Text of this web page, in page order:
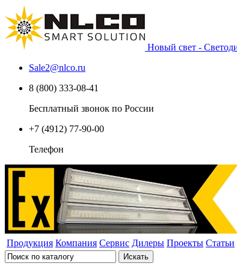
Новый свет -
Sale2@nlco.ru
8 (800) 333-08-41
Бесплатный звонок по России
+7 (4912) 77-90-00
Телефон
Продукция Компания Сервис Дилеры Проекты Статьи